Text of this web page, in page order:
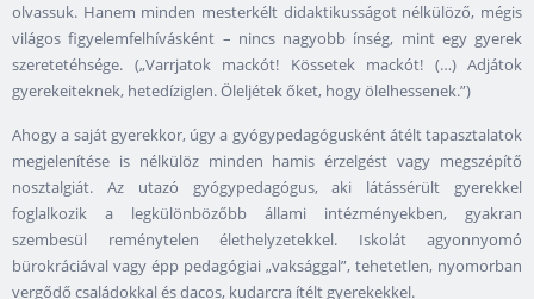
olvassuk. Hanem minden mesterkélt didaktikusságot nélkülöző, mégis
világos figyelemfelhívásként – nincs nagyobb ínség, mint egy gyerek
szeretetéhsége. („Varrjatok mackót! Kössetek mackót! (…) Adjátok
gyerekeiteknek, hetedíziglen. Öleljétek őket, hogy ölelhessenek.”)
Ahogy a saját gyerekkor, úgy a gyógypedagógusként átélt tapasztalatok
megjelenítése is nélkülöz minden hamis érzelgést vagy megszépítő
nosztalgiát. Az utazó gyógypedagógus, aki látássérült gyerekkel
foglalkozik a legkülönbözőbb állami intézményekben, gyakran
szembesül reménytelen élethelyzetekkel. Iskolát agyonnyomó
bürokráciával vagy épp pedagógiai „vaksággal”, tehetetlen, nyomorban
vergődő családokkal és dacos, kudarcra ítélt gyerekekkel.